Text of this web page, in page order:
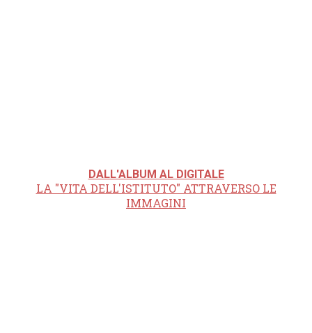
DALL'ALBUM AL DIGITALE
LA "VITA DELL'ISTITUTO" ATTRAVERSO LE
IMMAGINI